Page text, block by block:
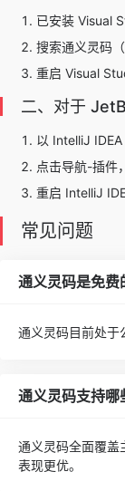
已安装 Visual
搜索通义灵码
重启 Visual
二、对于
以 IntelliJ
点击导航-插件
重启 IntelliJ
常见问题
通义灵码是免费
通义灵码目前处于
通义灵码支持哪
通义灵码全面覆
表现更优。